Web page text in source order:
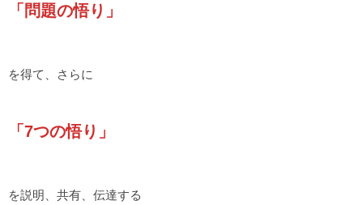
「問題の悟り」
を得て、さらに
「7つの悟り」
を説明、共有、伝達する